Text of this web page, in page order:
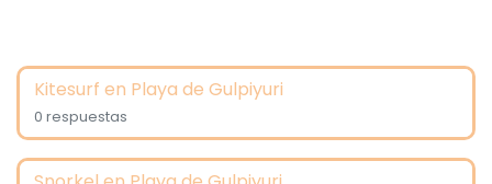
Kitesurf en Playa de Gulpiyuri
0 respuestas